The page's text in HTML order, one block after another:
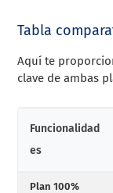
Tabla
Aquí te
clave de ambas
Funcionalidad
es
Plan 100%